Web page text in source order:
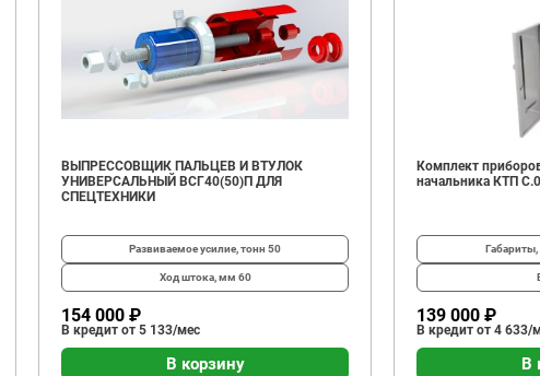
ВЫПРЕССОВЩИК ПАЛЬЦЕВ И ВТУЛОК
УНИВЕРСАЛЬНЫЙ ВСГ40(50)П ДЛЯ
СПЕЦТЕХНИКИ
Развиваемое усилие, тонн 50
Ход штока, мм 60
154 000 ₽
В кредит от 5 133/мес
В корзину
Комплект
начальника КТП
139 000 ₽
В кредит от 4 633/
В